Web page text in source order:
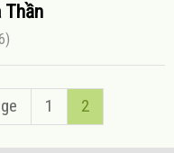
Thần
1 2